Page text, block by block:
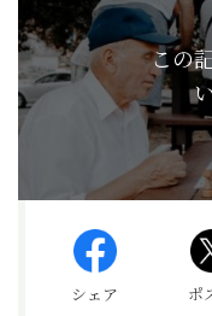
この
シェア ポ